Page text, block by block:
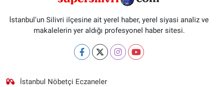
İstanbul'un Silivri ilçesine ait yerel haber, yerel siyasi analiz ve
makalelerin yer aldığı profesyonel haber sitesi.
İstanbul Nöbetçi Eczaneler